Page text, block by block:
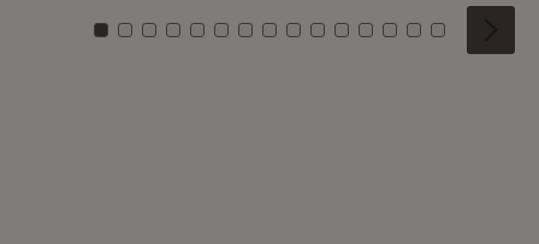
Zu Kachel: 0
Zu Kachel: 1
Zu Kachel: 2
Zu Kachel: 3
Zu Kachel: 4
Zu Kachel: 5
Zu Kachel: 6
Zu Kachel: 7
Zu Kachel: 8
Zu Kachel: 9
Zu Kachel: 10
Zu Kachel: 11
Zu Kachel: 12
Zu Kachel:
Zu